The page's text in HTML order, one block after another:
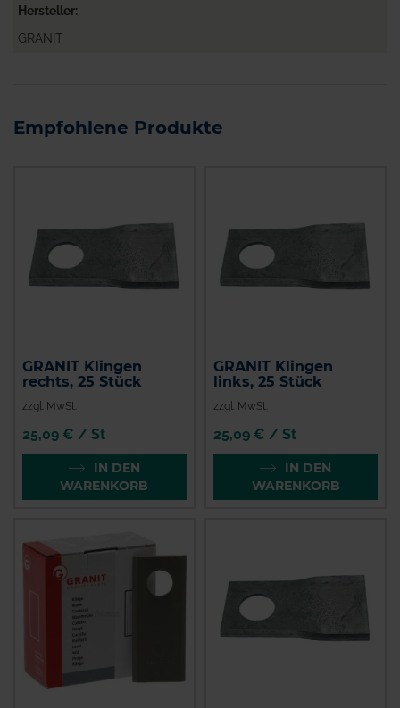
Hersteller
GRANIT
Empfohlene Produkte
GRANIT Klingen
rechts, 25 Stück
zzgl. MwSt.
25,09 € / St
IN DEN
WARENKORB
GRANIT Klingen
links, 25 Stück
zzgl. MwSt.
25,09 € / St
IN DEN
WARENKORB